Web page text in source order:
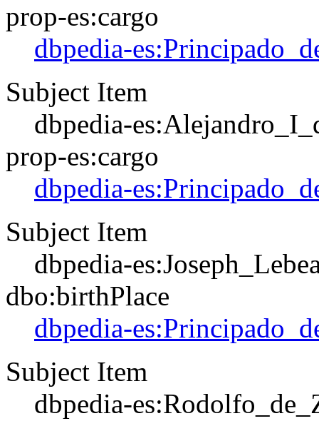
prop-es:cargo
dbpedia-
Subject Item
dbpedia-
prop-es:cargo
dbpedia-
Subject Item
dbpedia-
dbo:birthPlace
dbpedia-
Subject Item
dbpedia-